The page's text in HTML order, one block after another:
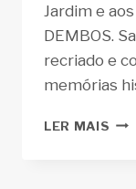
Jardim e
DEMBOS.
recriado e
memórias
LER MAIS